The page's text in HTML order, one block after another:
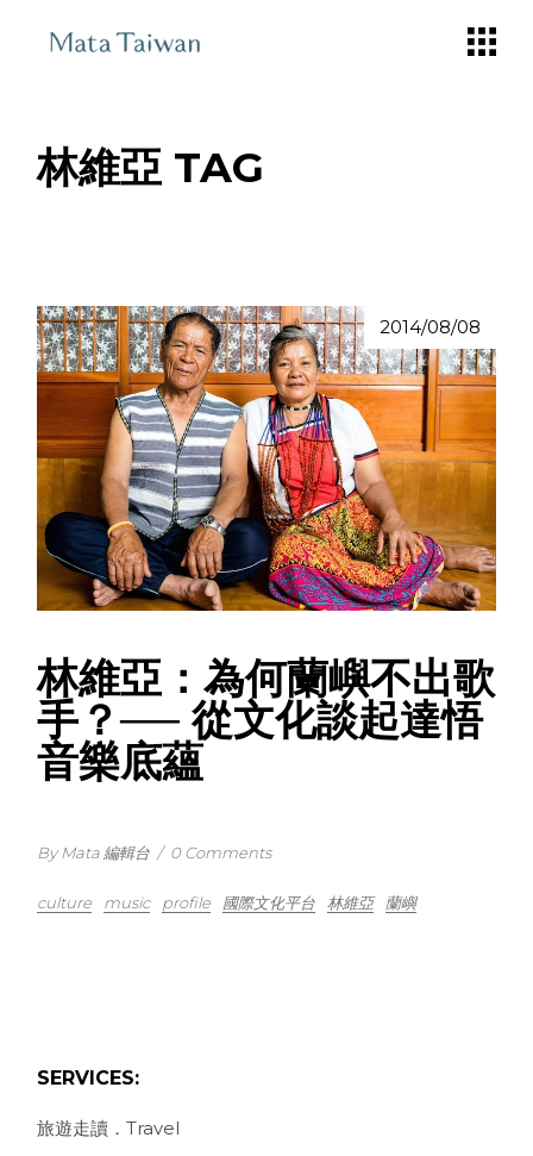
林維亞 TAG
2014/08/08
林維亞：為何蘭嶼不出歌
手？── 從文化談起達悟
音樂底蘊
By Mata 編輯台 / 0 Comments
culture music profile 國際文化平台 林維亞 蘭嶼
SERVICES:
旅遊走讀．Travel